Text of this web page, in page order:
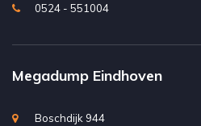
0524 - 551004
Megadump Eindhoven
Boschdijk 944